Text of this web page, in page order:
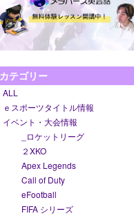
カテゴリー
ALL
ｅスポーツタイトル情報
イベント・大会情報
_ロケットリーグ
２XKO
Apex Legends
Call of Duty
eFootball
FIFA シリーズ